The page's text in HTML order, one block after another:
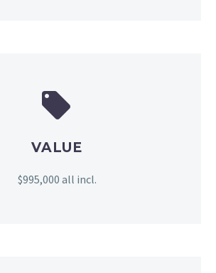


VALUE
$995,000 all incl.